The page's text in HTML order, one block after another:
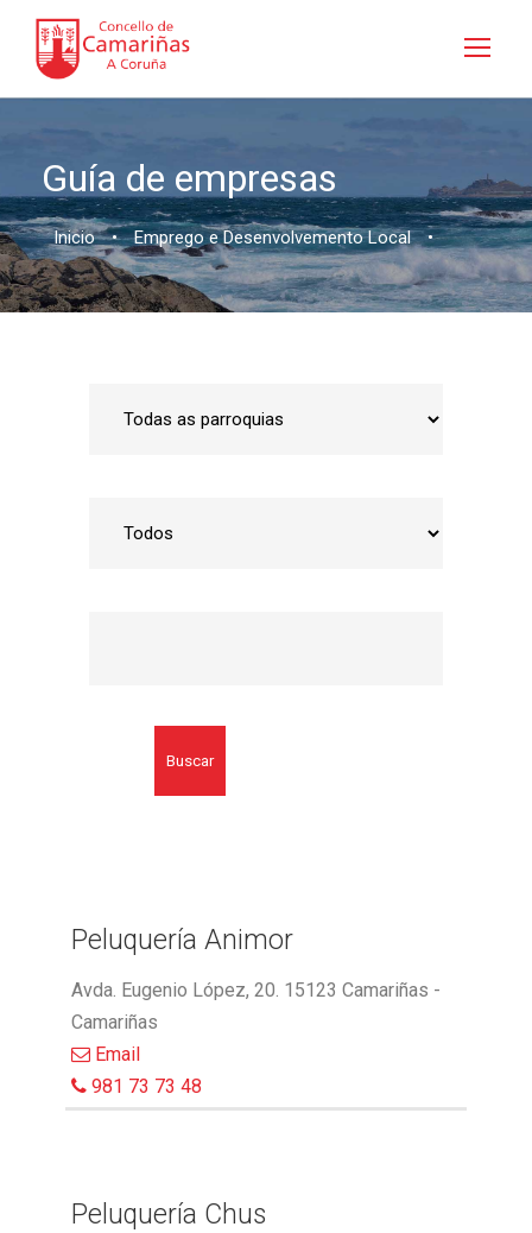
Guía de empresas
Inicio • Emprego e Desenvolvemento Local •
Buscar
Peluquería Animor
Avda. Eugenio López, 20. 15123 Camariñas -
Camariñas
Email
981 73 73 48
Peluquería Chus